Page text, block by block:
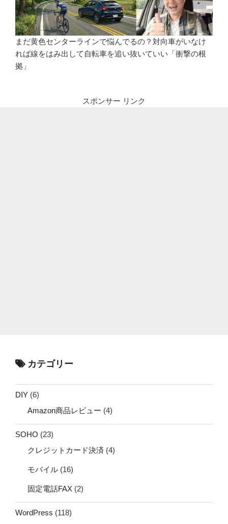
まだ黄色センターラインで悩んでるの？対向車がいなけ
れば線をはみ出して自転車を追い抜いていい「衝撃の根
拠」
スポンサー リンク
カテゴリー
DIY (6)
Amazon商品レビュー (4)
SOHO (23)
クレジットカード決済 (4)
モバイル (16)
固定電話FAX (2)
WordPress (118)